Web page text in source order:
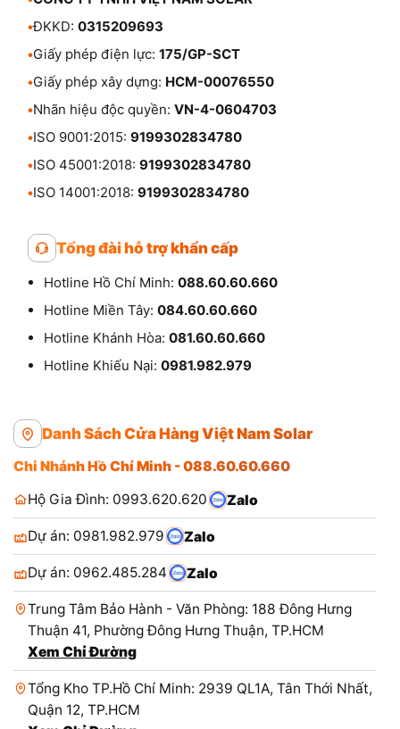
•ĐKKD: 0315209693
•Giấy phép điện lực: 175/GP-SCT
•Giấy phép xây dựng: HCM-00076550
•Nhãn hiệu độc quyền: VN-4-0604703
•ISO 9001:2015: 9199302834780
•ISO 45001:2018: 9199302834780
•ISO 14001:2018: 9199302834780
Tổng đài hỗ trợ khẩn cấp
Hotline Hồ Chí Minh: 088.60.60.660
Hotline Miền Tây: 084.60.60.660
Hotline Khánh Hòa: 081.60.60.660
Hotline Khiếu Nại: 0981.982.979
Danh Sách Cửa Hàng Việt Nam Solar
Chi Nhánh Hồ Chí Minh - 088.60.60.660
Hộ Gia Đình: 0993.620.620
Zalo
Dự án: 0981.982.979 Zalo
Dự án: 0962.485.284 Zalo
Trung Tâm Bảo Hành - Văn Phòng: 188 Đông Hưng
Thuận 41, Phường Đông Hưng Thuận, TP.HCM
Xem Chỉ Đường
Tổng Kho TP.Hồ Chí Minh: 2939 QL1A, Tân Thới Nhất,
Quận 12, TP.HCM